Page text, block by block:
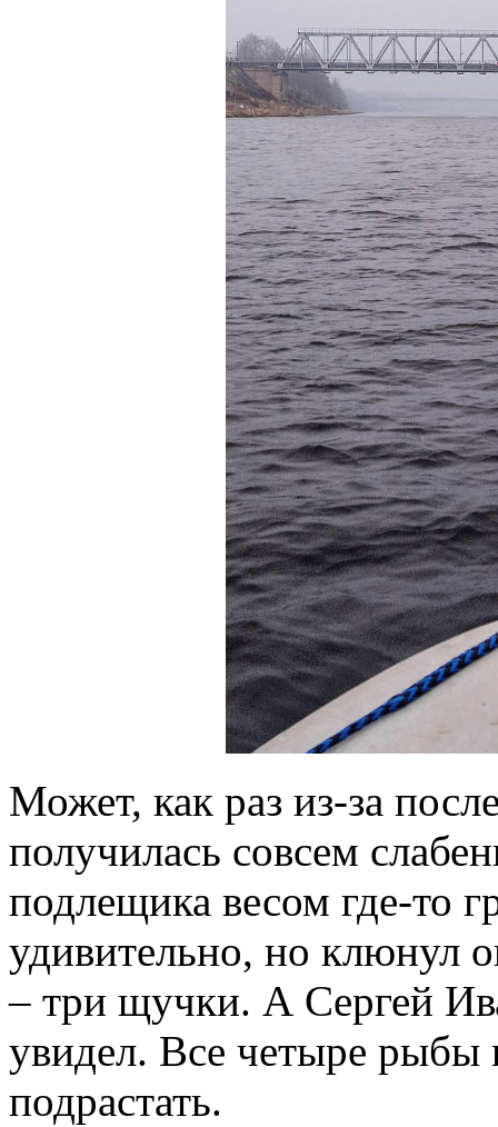
Может, как раз из-за
получилась совсем
подлещика весом где-то
удивительно, но клюнул
– три щучки. А Сергей
увидел. Все четыре рыбы
подрастать.